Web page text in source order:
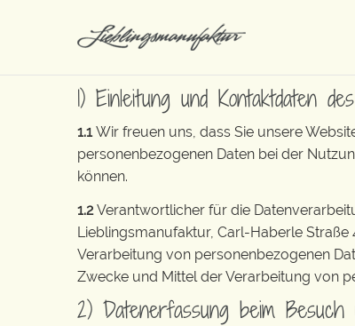
1) Einleitung und Kontaktdaten
1.1Wir freuen uns, dass Sie unsere
personenbezogenen Daten bei der
können.
1.2Verantwortlicher für die
Lieblingsmanufaktur, Carl-Haberle Straße
Verarbeitung von personenbezogenen
Zwecke und Mittel der Verarbeitung von
2) Datenerfassung beim